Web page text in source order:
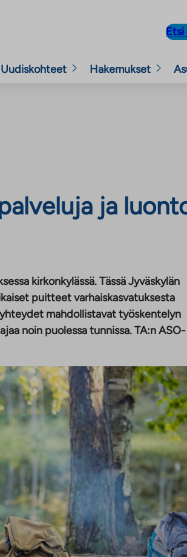
Etsi
Uudiskohteet Hakemukset
ja
kirkonkylässä. Tässä Jyväskylän
puitteet varhaiskasvatuksesta
mahdollistavat työskentelyn
noin puolessa tunnissa. TA:n ASO-